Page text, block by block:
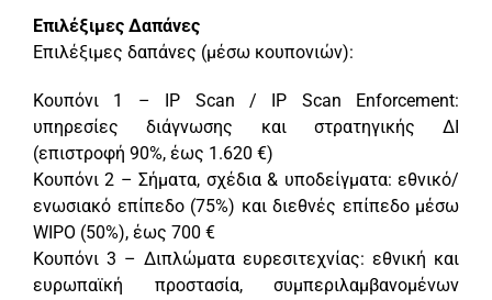
Επιλέξιμες Δαπάνες
Επιλέξιμες δαπάνες (μέσω κουπονιών):
Κουπόνι 1 – IP Scan / IP Scan Enforcement:
υπηρεσίες διάγνωσης και στρατηγικής ΔΙ
(επιστροφή 90%, έως 1.620 €)
Κουπόνι 2 – Σήματα, σχέδια & υποδείγματα: εθνικό/
ενωσιακό επίπεδο (75%) και διεθνές επίπεδο μέσω
WIPO (50%), έως 700 €
Κουπόνι 3 – Διπλώματα ευρεσιτεχνίας: εθνική και
ευρωπαϊκή προστασία, συμπεριλαμβανομένων